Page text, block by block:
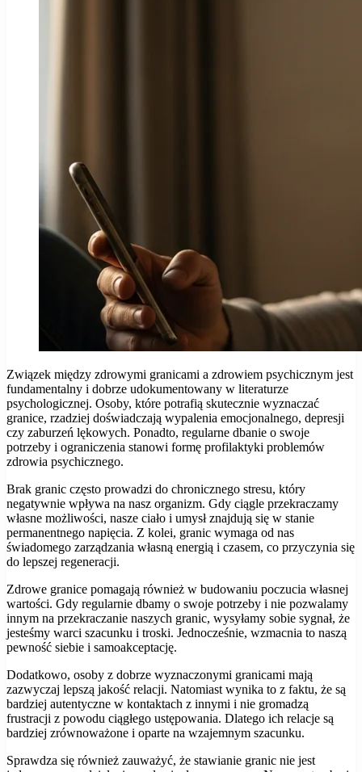
Związek między zdrowymi granicami a zdrowiem psychicznym jest
fundamentalny i dobrze udokumentowany w literaturze
psychologicznej. Osoby, które potrafią skutecznie wyznaczać
granice, rzadziej doświadczają wypalenia emocjonalnego, depresji
czy zaburzeń lękowych. Ponadto, regularne dbanie o swoje
potrzeby i ograniczenia stanowi formę profilaktyki problemów
zdrowia psychicznego.
Brak granic często prowadzi do chronicznego stresu, który
negatywnie wpływa na nasz organizm. Gdy ciągle przekraczamy
własne możliwości, nasze ciało i umysł znajdują się w stanie
permanentnego napięcia. Z kolei, granic wymaga od nas
świadomego zarządzania własną energią i czasem, co przyczynia się
do lepszej regeneracji.
Zdrowe granice pomagają również w budowaniu poczucia własnej
wartości. Gdy regularnie dbamy o swoje potrzeby i nie pozwalamy
innym na przekraczanie naszych granic, wysyłamy sobie sygnał, że
jesteśmy warci szacunku i troski. Jednocześnie, wzmacnia to naszą
pewność siebie i samoakceptację.
Dodatkowo, osoby z dobrze wyznaczonymi granicami mają
zazwyczaj lepszą jakość relacji. Natomiast wynika to z faktu, że są
bardziej autentyczne w kontaktach z innymi i nie gromadzą
frustracji z powodu ciągłego ustępowania. Dlatego ich relacje są
bardziej zrównoważone i oparte na wzajemnym szacunku.
Sprawdza się również zauważyć, że stawianie granic nie jest